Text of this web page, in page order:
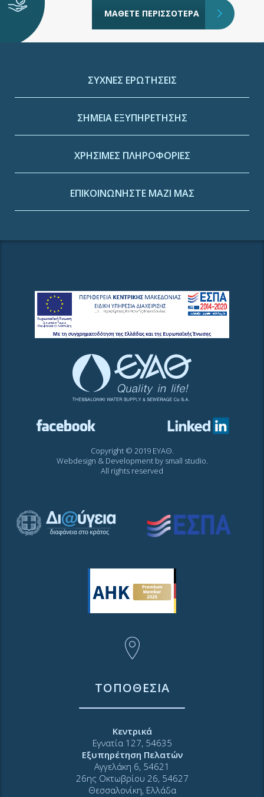
ΜΑΘΕΤΕ ΠΕΡΙΣΣΟΤΕΡΑ
ΣΥΧΝΕΣ ΕΡΩΤΗΣΕΙΣ
ΣΗΜΕΙΑ ΕΞΥΠΗΡΕΤΗΣΗΣ
ΧΡΗΣΙΜΕΣ ΠΛΗΡΟΦΟΡΙΕΣ
ΕΠΙΚΟΙΝΩΝΗΣΤΕ ΜΑΖΙ ΜΑΣ
Copyright © 2019 ΕΥΑΘ.
Webdesign & Development by small studio.
All rights reserved
ΤΟΠΟΘΕΣΙΑ
Κεντρικά
Εγνατία 127, 54635
Εξυπηρέτηση Πελατών
Αγγελάκη 6, 54621
26ης Οκτωβρίου 26, 54627
Θεσσαλονίκη, Ελλάδα